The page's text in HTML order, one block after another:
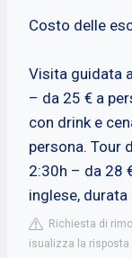
Costo delle
Visita guidata
– da 25 € a
con drink e
persona. Tour
2:30h – da 28
inglese, durata
Richiesta di
isualizza la